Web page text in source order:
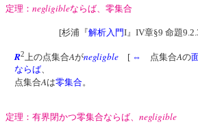
定理： negligibleならば、零集合
[杉浦『解析入門I』IV章§9 命題
R2上の点集合Aがnegligble [ ⇔ 点集合Aの
ならば、
点集合Aは零集合。
定理：有界閉かつ零集合ならば、 negligible